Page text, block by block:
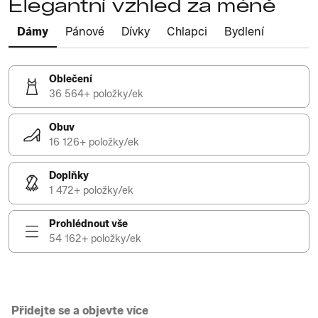
Elegantní vzhled za méně
Dámy Pánové Dívky Chlapci Bydlení
Oblečení
36 564+ položky/ek
Obuv
16 126+ položky/ek
Doplňky
1 472+ položky/ek
Prohlédnout vše
54 162+ položky/ek
Přidejte se a objevte více